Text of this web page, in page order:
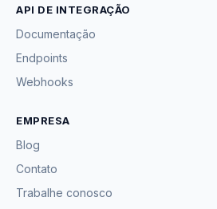
API DE INTEGRAÇÃO
Documentação
Endpoints
Webhooks
EMPRESA
Blog
Contato
Trabalhe conosco